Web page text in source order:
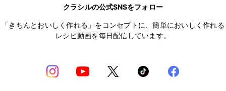
クラシルの公式SNSをフォロー
「きちんとおいしく作れる」をコンセプトに、簡単においしく作れる
レシピ動画を毎日配信しています。